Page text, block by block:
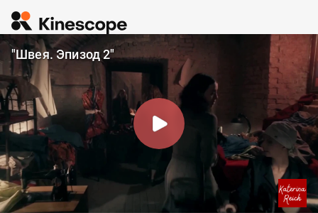
"Швея. Эпизод 2"